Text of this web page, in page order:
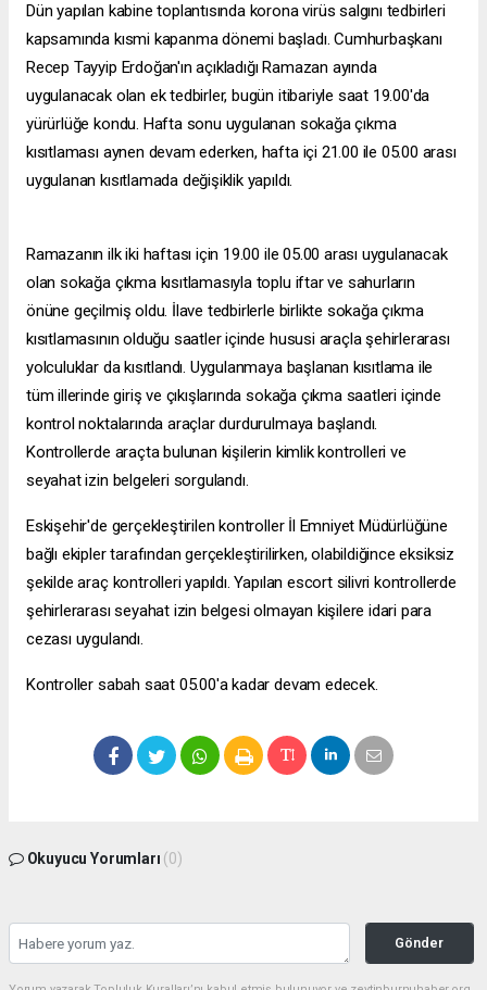
Dün yapılan kabine toplantısında korona virüs salgını tedbirleri
kapsamında kısmi kapanma dönemi başladı. Cumhurbaşkanı
Recep Tayyip Erdoğan'ın açıkladığı Ramazan ayında
uygulanacak olan ek tedbirler, bugün itibariyle saat 19.00'da
yürürlüğe kondu. Hafta sonu uygulanan sokağa çıkma
kısıtlaması aynen devam ederken, hafta içi 21.00 ile 05.00 arası
uygulanan kısıtlamada değişiklik yapıldı.
Ramazanın ilk iki haftası için 19.00 ile 05.00 arası uygulanacak
olan sokağa çıkma kısıtlamasıyla toplu iftar ve sahurların
önüne geçilmiş oldu. İlave tedbirlerle birlikte sokağa çıkma
kısıtlamasının olduğu saatler içinde hususi araçla şehirlerarası
yolculuklar da kısıtlandı. Uygulanmaya başlanan kısıtlama ile
tüm illerinde giriş ve çıkışlarında sokağa çıkma saatleri içinde
kontrol noktalarında araçlar durdurulmaya başlandı.
Kontrollerde araçta bulunan kişilerin kimlik kontrolleri ve
seyahat izin belgeleri sorgulandı.
Eskişehir'de gerçekleştirilen kontroller İl Emniyet Müdürlüğüne
bağlı ekipler tarafından gerçekleştirilirken, olabildiğince eksiksiz
şekilde araç kontrolleri yapıldı. Yapılan escort silivri kontrollerde
şehirlerarası seyahat izin belgesi olmayan kişilere idari para
cezası uygulandı.
Kontroller sabah saat 05.00'a kadar devam edecek.
Okuyucu Yorumları (0)
Gönder